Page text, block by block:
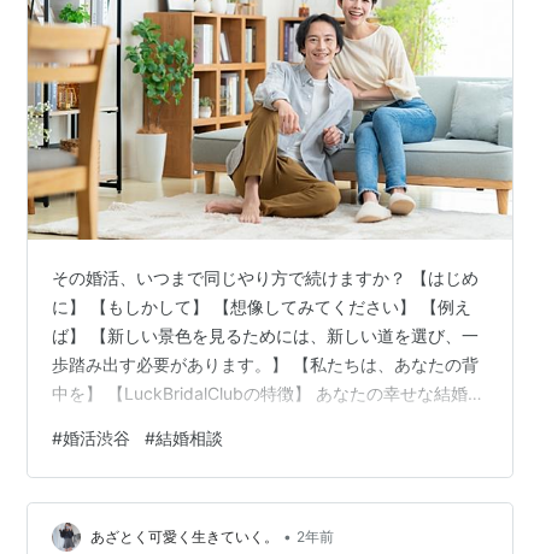
その婚活、いつまで同じやり方で続けますか？ 【はじめ
に】 【もしかして】 【想像してみてください】 【例え
ば】 【新しい景色を見るためには、新しい道を選び、一
歩踏み出す必要があります。】 【私たちは、あなたの背
中を】 【LuckBridalClubの特徴】 あなたの幸せな結婚
いつまで同じやり方で続けますか？ 【はじめに】 こんに
ちは。 婚活中の皆さん、こんにちは。 「１００人いれば
１００通りの婚活、結婚」を 応援するLuckBridalClubの
仲人武田です。 今、婚活を頑張っていらっしゃるあなた
#婚活渋谷 #結婚相談
あざとく可愛く生きていく。 • 2年前